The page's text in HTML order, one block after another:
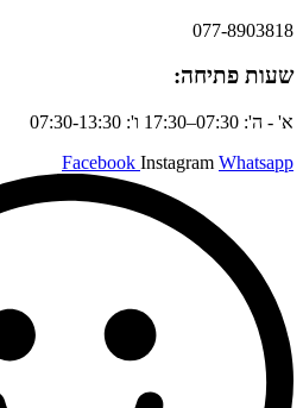
077-8903818
שעות פתיחה:
א' - ה': 07:30–17:30 ו': 07:30-13:30
Facebook Instagram Whatsapp